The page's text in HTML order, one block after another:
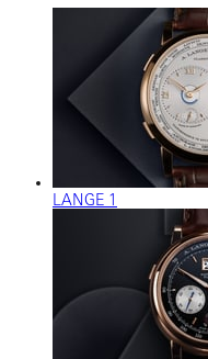
LANGE 1